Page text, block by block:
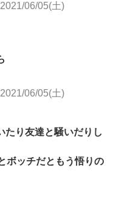
2021/06/05(土)
2021/06/05(土)
たり友達と騒いだりし
ボッチだともう悟りの